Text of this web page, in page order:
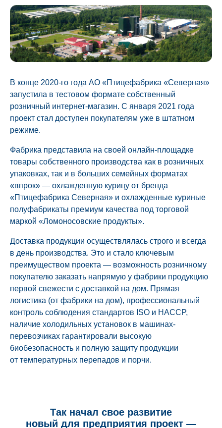
В конце 2020-го года АО «Птицефабрика «Северная»
запустила в тестовом формате собственный
розничный интернет-магазин. С января 2021 года
проект стал доступен покупателям уже в штатном
режиме.
Фабрика представила на своей онлайн-площадке
товары собственного производства как в розничных
упаковках, так и в больших семейных форматах
«впрок» — охлажденную курицу от бренда
«Птицефабрика Северная» и охлажденные куриные
полуфабрикаты премиум качества под торговой
маркой «Ломоносовские продукты».
Доставка продукции осуществлялась строго и всегда
в день производства. Это и стало ключевым
преимуществом проекта — возможность розничному
покупателю заказать напрямую у фабрики продукцию
первой свежести с доставкой на дом. Прямая
логистика (от фабрики на дом), профессиональный
контроль соблюдения стандартов ISO и HACCP,
наличие холодильных установок в машинах-
перевозчиках гарантировали высокую
биобезопасность и полную защиту продукции
от температурных перепадов и порчи.
Так начал свое развитие
новый для предприятия проект —